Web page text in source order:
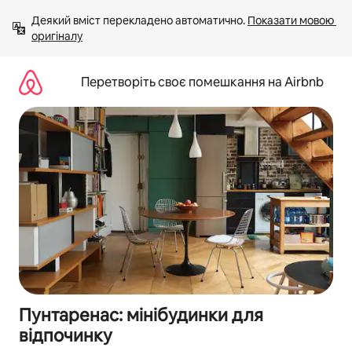
вмісту
Деякий вміст перекладено автоматично. Показати мовою
оригіналу
Перетворіть своє помешкання на Airbnb
Пунтаренас: мінібудинки для
відпочинку